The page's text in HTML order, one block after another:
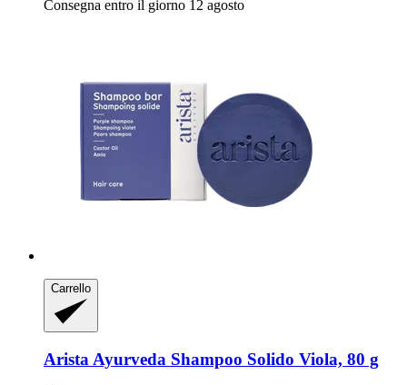
Consegna entro il giorno 12 agosto
Carrello
Arista Ayurveda Shampoo Solido Viola, 80 g